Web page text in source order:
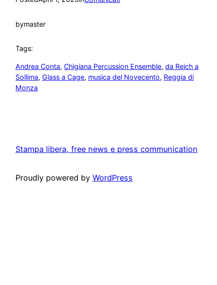
bymaster
Tags:
Andrea Conta, Chigiana Percussion Ensemble, da Reich a
Sollima, Glass a Cage, musica del Novecento, Reggia di
Monza
Stampa libera, free news e press communication
Proudly powered by WordPress